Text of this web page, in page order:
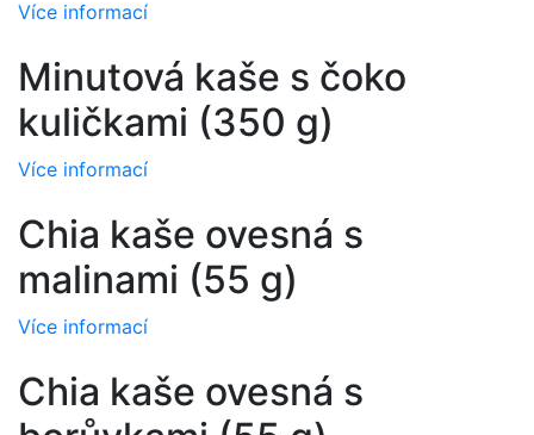
Více informací
Minutová kaše s čoko
kuličkami (350 g)
Více informací
Chia kaše ovesná s
malinami (55 g)
Více informací
Chia kaše ovesná s